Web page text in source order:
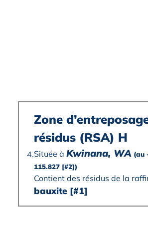
4.
Zone
résidus (RSA) H
Située à Kwinana, WA (au
115.827 [#2])
Contient des résidus de la
bauxite [#1]